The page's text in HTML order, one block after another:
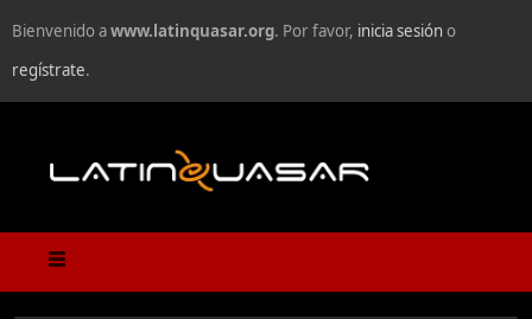
Bienvenido awww.latinquasar.org. Por favor, inicia sesióno
regístrate.